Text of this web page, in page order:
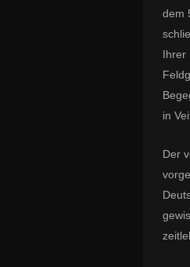
dem
Ihrer
in
Der